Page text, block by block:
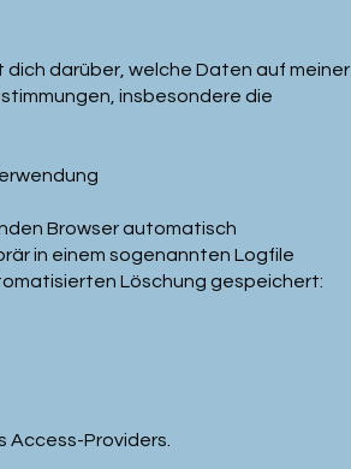
darüber, welche Daten auf meiner
insbesondere die
Browser automatisch
in einem sogenannten Logfile
Löschung gespeichert:
Access-Providers.